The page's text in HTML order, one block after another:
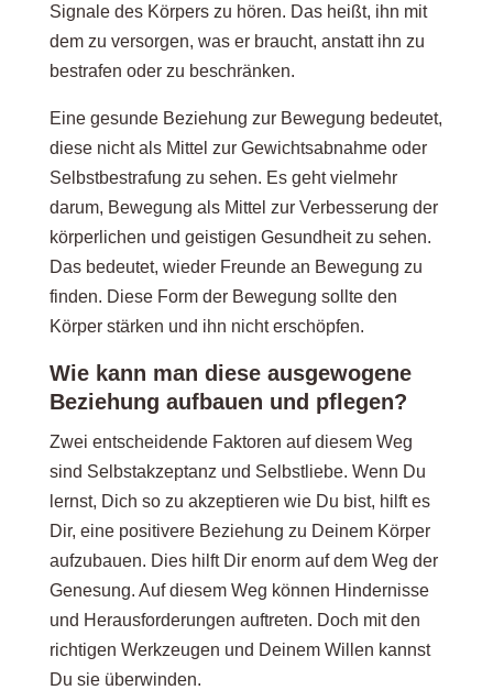
Signale des Körpers zu hören. Das heißt, ihn mit
dem zu versorgen, was er braucht, anstatt ihn zu
bestrafen oder zu beschränken.
Eine gesunde Beziehung zur Bewegung bedeutet,
diese nicht als Mittel zur Gewichtsabnahme oder
Selbstbestrafung zu sehen. Es geht vielmehr
darum, Bewegung als Mittel zur Verbesserung der
körperlichen und geistigen Gesundheit zu sehen.
Das bedeutet, wieder Freunde an Bewegung zu
finden. Diese Form der Bewegung sollte den
Körper stärken und ihn nicht erschöpfen.
Wie kann man diese ausgewogene
Beziehung aufbauen und pflegen?
Zwei entscheidende Faktoren auf diesem Weg
sind Selbstakzeptanz und Selbstliebe. Wenn Du
lernst, Dich so zu akzeptieren wie Du bist, hilft es
Dir, eine positivere Beziehung zu Deinem Körper
aufzubauen. Dies hilft Dir enorm auf dem Weg der
Genesung. Auf diesem Weg können Hindernisse
und Herausforderungen auftreten. Doch mit den
richtigen Werkzeugen und Deinem Willen kannst
Du sie überwinden.